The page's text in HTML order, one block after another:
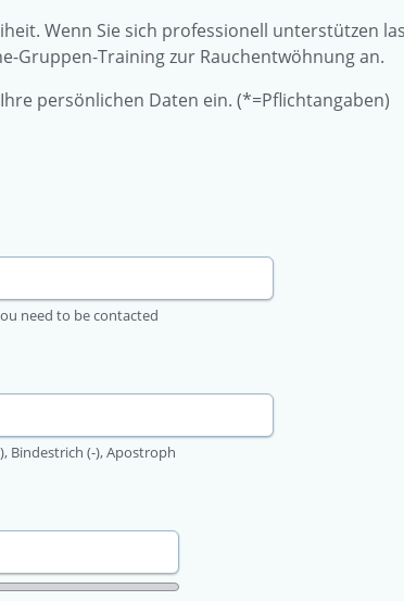
Wenn Sie sich professionell unterstützen
Gruppen-Training zur Rauchentwöhnung an.
persönlichen Daten ein. (*=Pflichtangaben)
need to be contacted
Bindestrich (-), Apostroph